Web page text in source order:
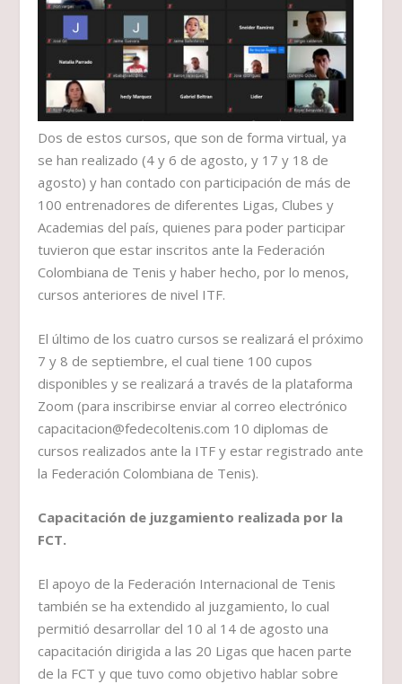
Dos de estos cursos, que son de forma virtual, ya
se han realizado (4 y 6 de agosto, y 17 y 18 de
agosto) y han contado con participación de más de
100 entrenadores de diferentes Ligas, Clubes y
Academias del país, quienes para poder participar
tuvieron que estar inscritos ante la Federación
Colombiana de Tenis y haber hecho, por lo menos,
cursos anteriores de nivel ITF.
El último de los cuatro cursos se realizará el próximo
7 y 8 de septiembre, el cual tiene 100 cupos
disponibles y se realizará a través de la plataforma
Zoom (para inscribirse enviar al correo electrónico
capacitacion@fedecoltenis.com 10 diplomas de
cursos realizados ante la ITF y estar registrado ante
la Federación Colombiana de Tenis).
Capacitación de juzgamiento realizada por la
FCT.
El apoyo de la Federación Internacional de Tenis
también se ha extendido al juzgamiento, lo cual
permitió desarrollar del 10 al 14 de agosto una
capacitación dirigida a las 20 Ligas que hacen parte
de la FCT y que tuvo como objetivo hablar sobre